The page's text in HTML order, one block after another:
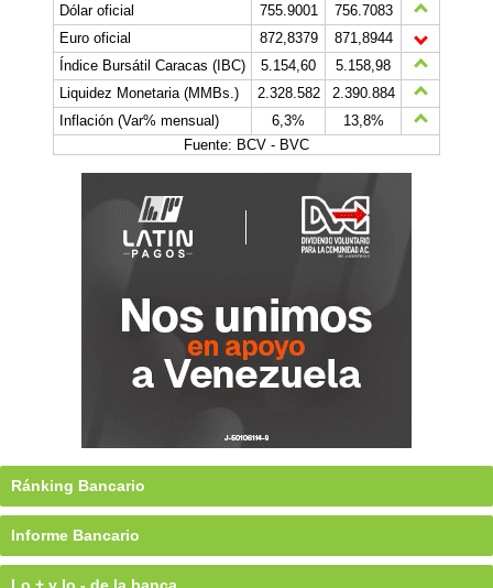
Dólar oficial
755.9001
756.7083
Euro oficial
872,8379
871,8944
Índice Bursátil Caracas (IBC)
5.154,60
5.158,98
Liquidez Monetaria (MMBs.)
2.328.582
2.390.884
Inflación (Var% mensual)
6,3%
13,8%
Fuente: BCV - BVC
Ránking Bancario
Informe Bancario